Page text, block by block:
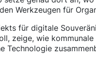
Werkzeugen für
für digitale
zeige, wie
Technologie